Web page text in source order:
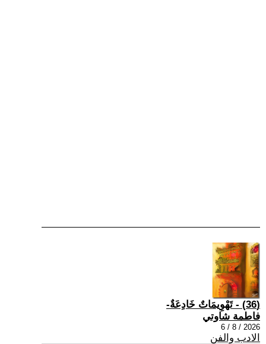
(36) - تَهْوِيمَاتٌ خَادِعَةٌ-
فاطمة شاوتي
2026 / 8 / 6
الادب والفن